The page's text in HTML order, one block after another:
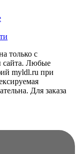
только с
сайта. Любые
myldl.ru при
Для заказа